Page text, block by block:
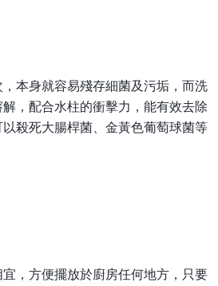
本身就容易殘存細菌及污垢，而洗
，配合水柱的衝擊力，能有效去除
殺死大腸桿菌、金黃色葡萄球菌等
，方便擺放於廚房任何地方，只要